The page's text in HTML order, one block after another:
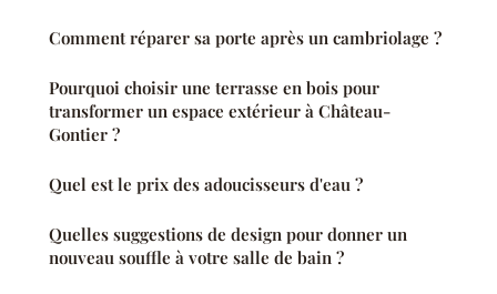
Comment réparer sa porte après un cambriolage ?
Pourquoi choisir une terrasse en bois pour
transformer un espace extérieur à Château-
Gontier ?
Quel est le prix des adoucisseurs d'eau ?
Quelles suggestions de design pour donner un
nouveau souffle à votre salle de bain ?